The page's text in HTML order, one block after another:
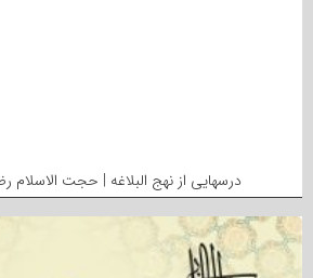
درسهایی از نهج البلاغه | حجت الاسلام